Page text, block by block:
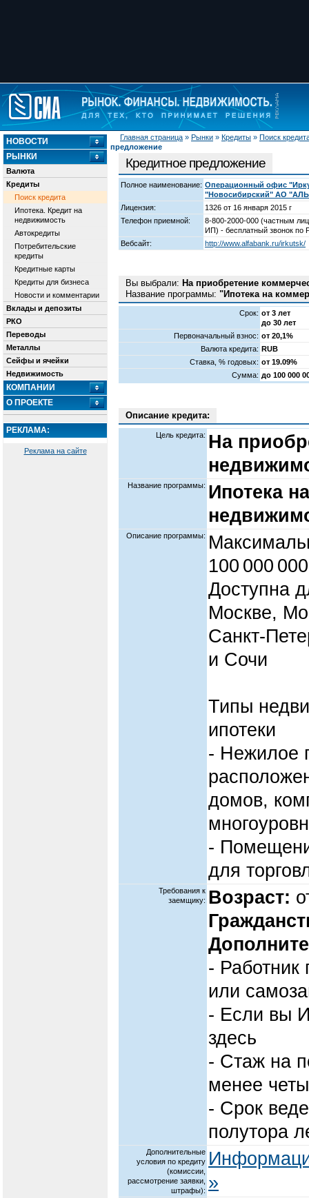
Главная страница » Рынки » Кредиты » Поиск
предложение
НОВОСТИ
РЫНКИ
Валюта
Кредиты
Поиск кредита
Ипотека. Кредит на
недвижимость
Автокредиты
Потребительские
кредиты
Кредитные карты
Кредиты для бизнеса
Новости и комментарии
Вклады и депозиты
РКО
Переводы
Металлы
Сейфы и ячейки
Недвижимость
КОМПАНИИ
О ПРОЕКТЕ
РЕКЛАМА:
Реклама на сайте
Кредитное предложение
Полное наименование: Операционный офис
"Новосибирский" АО
Лицензия:
1326 от 16 января 2015 г
Телефон приемной:
8-800-2000-000 (частным
ИП) - бесплатный звонок по
Вебсайт:
http://www.alfabank.ru/irkutsk/
Вы выбрали: На приобретение
Название программы: "Ипотека на
Срок: от 3 лет
до 30 лет
Первоначальный взнос: от 20,1%
Валюта кредита: RUB
Cтавка, % годовых: от 19.09%
Сумма: до 100 000
Описание кредита:
Цель кредита: На
Название программы: Ипотека
Описание программы:
100 000
Доступна
Москве,
и Сочи
Типы
ипотеки
- Нежилое
домов,
-
для
Требования к
заемщику: Возраст:
- Работник
или
- Если вы
здесь
- Стаж на
менее
- Срок
полутора
Дополнительные
условия по кредиту
(комиссии,
рассмотрение заявки,
штрафы): »